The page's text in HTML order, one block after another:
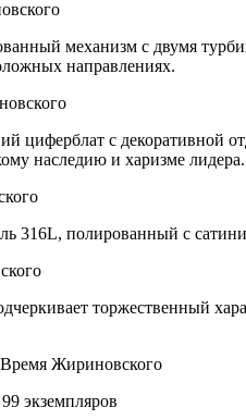
механизм с двумя
направлениях.
циферблат с декоративной
наследию и харизме лидера.
316L, полированный с
торжественный
99 экземпляров